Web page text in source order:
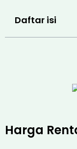
Daftar isi
Harga